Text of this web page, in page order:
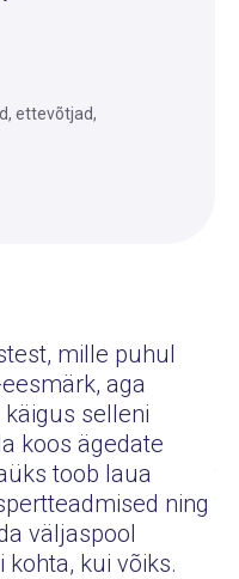
ettevõtjad,
mille puhul
aga
selleni
koos ägedate
toob laua
ning
väljaspool
kui võiks.